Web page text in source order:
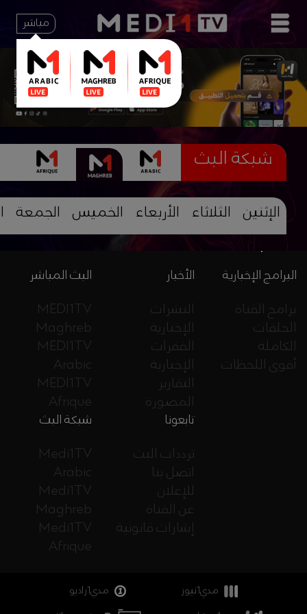
مباشر
شبكة البث
الإثنين الثلاثاء الأربعاء الخميس الجمعة
البث المباشر
MEDI1TV
Maghreb
MEDI1TV
Arabic
MEDI1TV
Afrique
الأخبار
النشرات
الإخبارية
الفقرات
الإخبارية
التقارير
المصورة
البرامج الإخبارية
برامج القناة
الحلقات
الكاملة
أقوى اللحظات
شبكة البث
Medi1TV
Arabic
Medi1TV
Maghreb
Medi1TV
Afrique
تابعونا
ترددات البث
اتصل بنا
للإعلان
عن القناة
إشارات قانونية
مدي1نيوز
مدي1راديو